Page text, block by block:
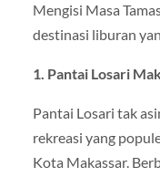
Mengisi Masa
destinasi liburan
1. Pantai Losari
Pantai Losari tak
rekreasi yang
Kota Makassar.